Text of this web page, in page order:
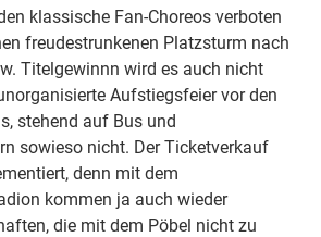
klassische Fan-Choreos verboten
freudestrunkenen Platzsturm nach
Titelgewinnn wird es auch nicht
Aufstiegsfeier vor den
stehend auf Bus und
sowieso nicht. Der Ticketverkauf
denn mit dem
kommen ja auch wieder
die mit dem Pöbel nicht zu